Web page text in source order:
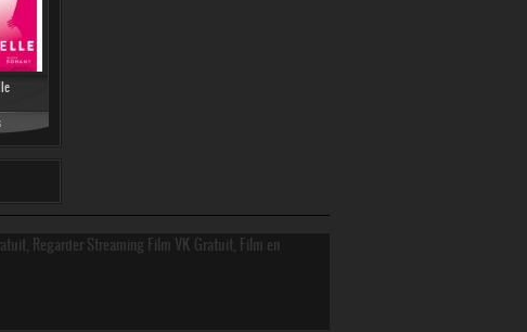
Regarder Streaming Film VK Gratuit, Film en